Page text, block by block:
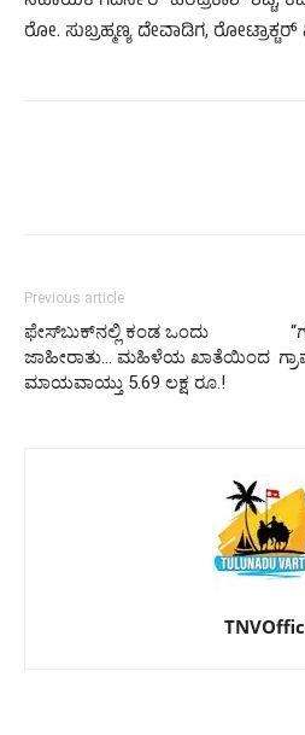
ರೋ. ಸುಬ್ರಹ್ಮಣ್ಯ ದೇವಾಡಿಗ,
Previous article
ಫೇಸ್‌ಬುಕ್‌ನಲ್ಲಿ ಕಂಡ ಒಂದು
ಜಾಹೀರಾತು… ಮಹಿಳೆಯ ಖಾತೆಯಿಂದ
ಮಾಯವಾಯ್ತು 5.69 ಲಕ್ಷ ರೂ.!